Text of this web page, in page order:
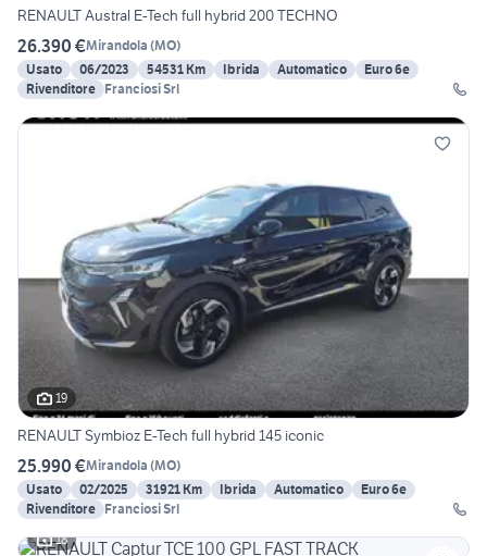
RENAULT Austral E-Tech full hybrid 200 TECHNO
26.390 €Mirandola (MO)
Usato
06/2023 54531 Km Ibrida Automatico
Euro 6e
Rivenditore Franciosi Srl
19
RENAULT Symbioz E-Tech full hybrid 145 iconic
25.990 €Mirandola (MO)
Usato
02/2025 31921 Km Ibrida Automatico
Euro 6e
Rivenditore Franciosi Srl
18